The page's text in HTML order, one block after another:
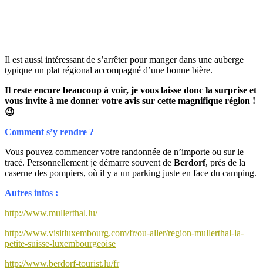
Il est aussi intéressant de s’arrêter pour manger dans une auberge
typique un plat régional accompagné d’une bonne bière.
Il reste encore beaucoup à voir, je vous laisse donc la surprise et
vous invite à me donner votre avis sur cette magnifique région !
😉
Comment s’y rendre ?
Vous pouvez commencer votre randonnée de n’importe ou sur le
tracé. Personnellement je démarre souvent de Berdorf, près de la
caserne des pompiers, où il y a un parking juste en face du camping.
Autres infos :
http://www.mullerthal.lu/
http://www.visitluxembourg.com/fr/ou-aller/region-mullerthal-la-
petite-suisse-luxembourgeoise
http://www.berdorf-tourist.lu/fr